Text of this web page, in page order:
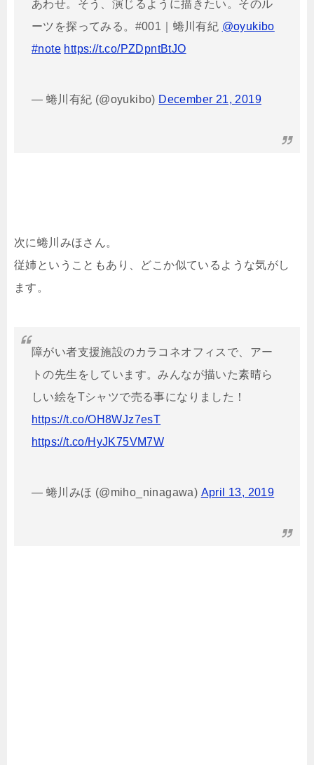
あわせ。そう、演じるように描きたい。そのル
ーツを探ってみる。#001｜蜷川有紀 @oyukibo
#note https://t.co/PZDpntBtJO
— 蜷川有紀 (@oyukibo) December 21, 2019
次に蜷川みほさん。
従姉ということもあり、どこか似ているような気がし
ます。
障がい者支援施設のカラコネオフィスで、アー
トの先生をしています。みんなが描いた素晴ら
しい絵をTシャツで売る事になりました！
https://t.co/OH8WJz7esT
https://t.co/HyJK75VM7W
— 蜷川みほ (@miho_ninagawa) April 13, 2019